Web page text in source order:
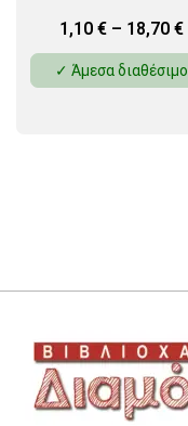
1,10 €– 18,70 €
✓ Άμεσα διαθέσιμο